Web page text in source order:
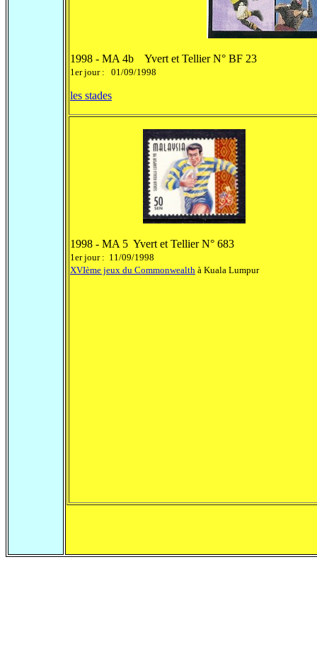
1998 - MA 4b Yvert et Tellier N° BF 23
1er jour : 01/09/1998
les stades
1998 - MA 5 Yvert et Tellier N° 683
1er jour : 11/09/1998
XVIème jeux du Commonwealth à Kuala Lumpur